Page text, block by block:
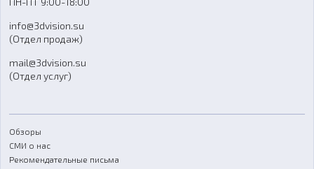
FAQ
info@3dvision.su
(Отдел продаж)
mail@3dvision.su
(Отдел услуг)
Обзоры
СМИ о нас
Рекомендательные письма